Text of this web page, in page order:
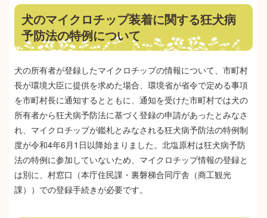
犬のマイクロチップ装着に関する狂犬病
予防法の特例について
犬の所有者が登録したマイクロチップの情報について、市町村
長が環境大臣に提供を求めた場合、環境省が省令で定める事項
を市町村長に通知するとともに、通知を受けた市町村では犬の
所有者から狂犬病予防法に基づく登録の申請があったとみなさ
れ、マイクロチップが鑑札とみなされる狂犬病予防法の特例制
度が令和4年6月1日以降始まりました。北塩原村は狂犬病予防
法の特例に参加していないため、マイクロチップ情報の登録と
は別に、村窓口（本庁住民課・裏磐梯合同庁舎（商工観光
課））での登録手続きが必要です。